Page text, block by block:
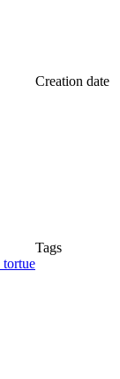
Creation date
Tags
tortue